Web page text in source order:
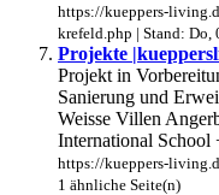
https://kueppers-
krefeld.php | Stand: Do,
Projekte
Projekt in
Sanierung und
Weisse Villen
International
https://kueppers-
1 ähnliche Seite(n)